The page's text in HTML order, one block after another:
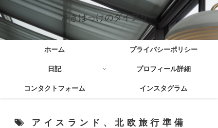
さきばっけのダイアリー
ホーム プライバシーポリシー
日記 プロフィール詳細
コンタクトフォーム インスタグラム
アイスランド、北欧旅行準備